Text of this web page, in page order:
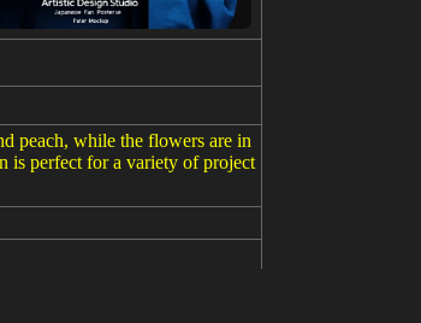
peach, while the flowers are in
is perfect for a variety of project